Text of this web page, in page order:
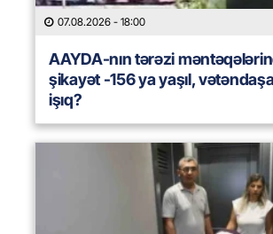
07.08.2026 - 18:00
AAYDA-nın tərəzi
şikayət -156 ya yaşıl, vətəndaşa
işıq?